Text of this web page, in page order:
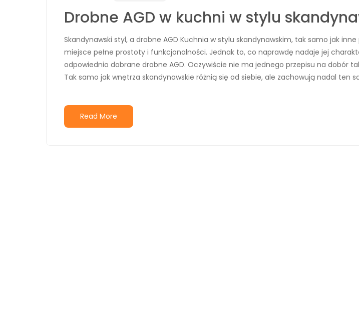
Drobne AGD w kuchni w stylu
Skandynawski styl, a drobne AGD Kuchnia w stylu skandynawskim, tak samo jak
miejsce pełne prostoty i funkcjonalności. Jednak to, co naprawdę nadaje jej
odpowiednio dobrane drobne AGD. Oczywiście nie ma jednego przepisu na dobór
Tak samo jak wnętrza skandynawskie różnią się od siebie, ale zachowują nadal ten
Read More